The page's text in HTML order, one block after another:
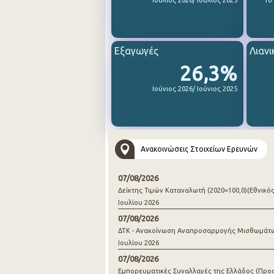
26,3%
Ιούνιος 2026/ Ιούνιος 2025
Εξαγωγές
Ανακοινώσεις Στοιχείων Ερευνών
07/08/2026
Δείκτης Τιμών Καταναλωτή
Ιουλίου 2026
07/08/2026
ΔΤΚ - Ανακοίνωση Αναπροσαρμογής
Ιουλίου 2026
07/08/2026
Εμπορευματικές Συναλλαγές της Ελλάδος